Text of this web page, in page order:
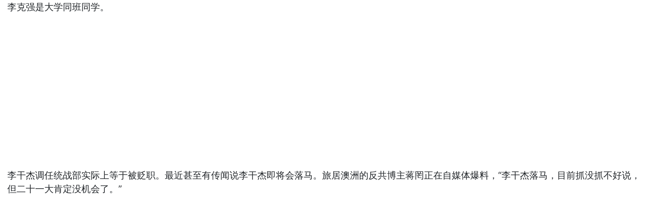
李克强是大学同班同学。
李干杰调任统战部实际上等于被贬职。最近甚至有传闻说李干杰即将会落马。旅居澳洲的反共博主蒋罔正在自媒体爆料，“李干杰落马，目前抓没抓不好说，
但二十一大肯定没机会了。”